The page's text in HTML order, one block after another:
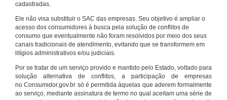
cadastradas.
Ele não visa substituir o SAC das empresas. Seu objetivo é ampliar o
acesso dos consumidores à busca pela solução de conflitos de
consumo que eventualmente não foram resolvidos por meio dos seus
canais tradicionais de atendimento, evitando que se transformem em
litígios administrativos e/ou judiciais.
Por se tratar de um serviço provido e mantido pelo Estado, voltado para
solução alternativa de conflitos, a participação de empresas
no Consumidor.gov.br só é permitida àquelas que aderem formalmente
ao serviço, mediante assinatura de termo no qual aceitam uma série de